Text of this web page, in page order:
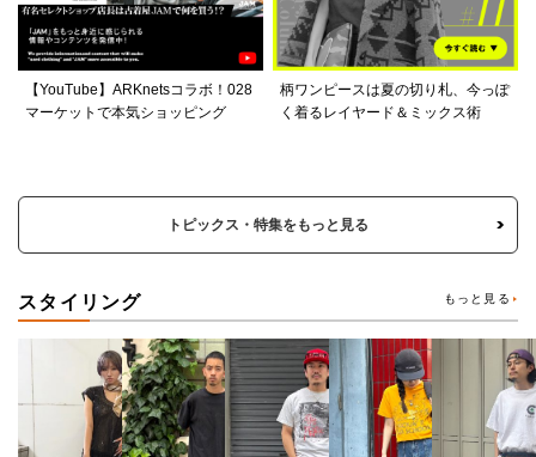
【YouTube】ARKnetsコラボ！028
マーケットで本気ショッピング
柄ワンピースは夏の切り札、今っぽ
く着るレイヤード＆ミックス術
トピックス・特集をもっと見る
スタイリング もっと見る